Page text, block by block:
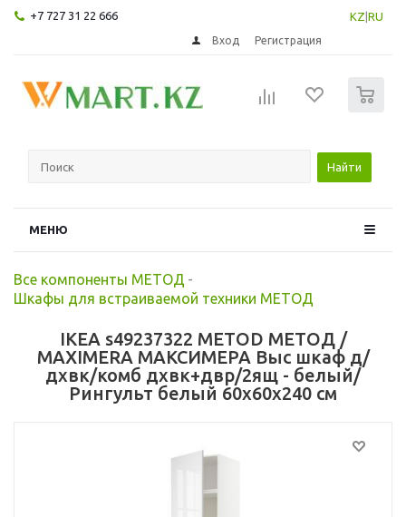
+7 727 31 22 666 KZ RU
Вход Регистрация
Найти
МЕНЮ
Все компоненты МЕТОД -
Шкафы для встраиваемой техники МЕТОД
IKEA s49237322 METOD МЕТОД /
MAXIMERA МАКСИМЕРА Выс шкаф д/
дхвк/комб дхвк+двр/2ящ - белый/
Рингульт белый 60x60x240 см